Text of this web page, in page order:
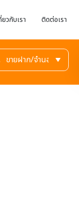
ยวกับเรา ติดต่อเรา